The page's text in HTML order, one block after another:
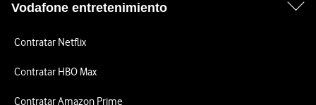
Vodafone entretenimiento
Contratar Netflix
Contratar HBO Max
Contratar Amazon Prime